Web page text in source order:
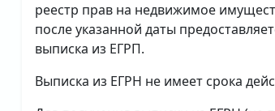
реестр прав на недвижимое
после указанной даты
выписка из ЕГРП.
Выписка из ЕГРН не имеет срока